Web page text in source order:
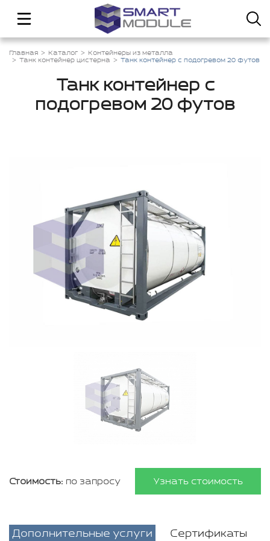
Главная Каталог
Контейнеры из металла
Танк контейнер цистерна
Танк контейнер с подогревом 20 футов
Танк контейнер с
подогревом 20 футов
Стоимость: по запросу Узнать стоимость
Дополнительные услуги
Сертификаты